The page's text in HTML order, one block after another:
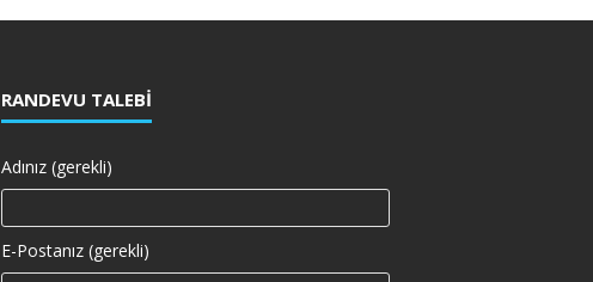
RANDEVU TALEBI
Adınız (gerekli)
E-Postanız (gerekli)